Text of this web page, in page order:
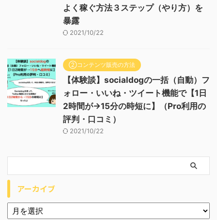
よく稼ぐ方法３ステップ（やり方）を
暴露
2021/10/22
②コンテンツ販売の方法
【体験談】socialdogの一括（自動）フ
ォロー・いいね・ツイート機能で【1日
2時間が→15分の時短に】（Pro利用の
評判・口コミ）
2021/10/22
アーカイブ